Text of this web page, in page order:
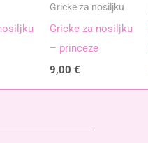
Gricke za nosiljku
Gricke za nosiljku
– princeze
9,00 €